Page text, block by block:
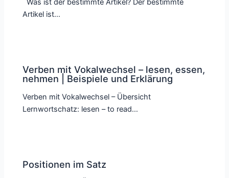
Was ist der bestimmte Artikel? Der bestimmte
Artikel ist…
Verben mit Vokalwechsel – lesen, essen,
nehmen | Beispiele und Erklärung
Verben mit Vokalwechsel – Übersicht
Lernwortschatz: lesen – to read…
Positionen im Satz